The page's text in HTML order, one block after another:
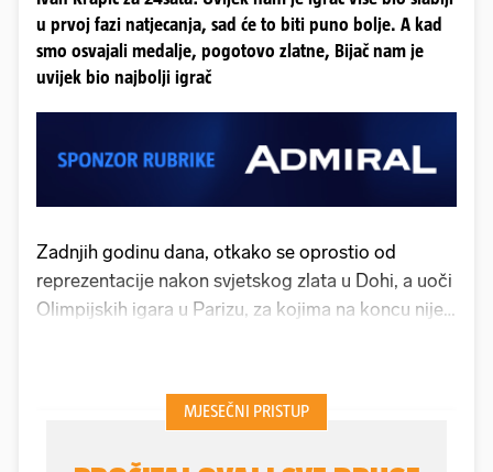
u prvoj fazi natjecanja, sad će to biti puno bolje. A kad
smo osvajali medalje, pogotovo zlatne, Bijač nam je
uvijek bio najbolji igrač
Zadnjih godinu dana, otkako se oprostio od
reprezentacije nakon svjetskog zlata u Dohi, a uoči
Olimpijskih igara u Parizu, za kojima na koncu nije
koji je držao svlačionicu, čija se riječ slušala.